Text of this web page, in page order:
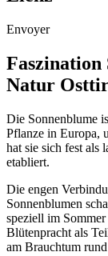
Envoyer
Natur
Die Sonnenblume
Pflanze in Europa,
hat sie sich fest als
etabliert.
Die engen
Sonnenblumen
speziell im
Blütenpracht als
am Brauchtum